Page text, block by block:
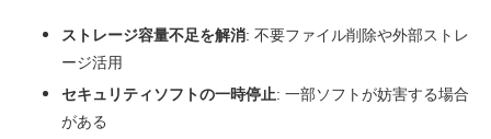
ストレージ容量不足を解消: 不要ファイル削除や外部ストレ
ージ活用
セキュリティソフトの一時停止: 一部ソフトが妨害する場合
がある